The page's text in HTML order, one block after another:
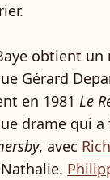
obtient un
Gérard
en 1981 Le
drame qui
, avec